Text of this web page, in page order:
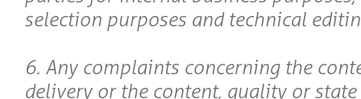
selection purposes and technical
6. Any complaints concerning the
delivery or the content, quality or